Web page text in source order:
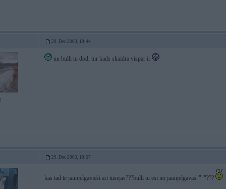
29. Dec 2003, 10:44
nu bulli tu dod, tur kads skaidra vispar ir
29. Dec 2003, 10:57
kas tad te jaunjelgavieši ari tusejas???bulli tu esi no jaunjelgavas""""???